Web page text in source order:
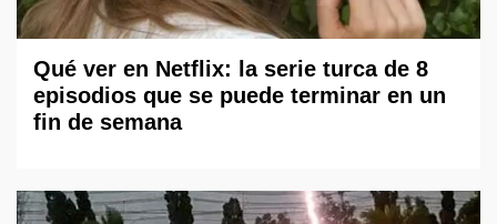
Qué ver en Netflix: la serie turca de 8
episodios que se puede terminar en un
fin de semana